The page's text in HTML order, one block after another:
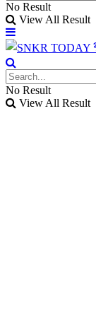
No Result
View All Result
No Result
View All Result